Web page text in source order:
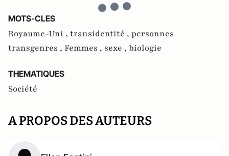
MOTS-CLES
Royaume-Uni , transidentité , personnes
transgenres , Femmes , sexe , biologie
THEMATIQUES
Société
A PROPOS DES AUTEURS